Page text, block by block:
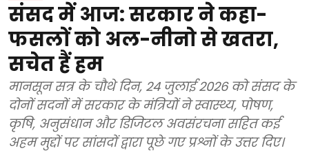
संसद में आज: सरकार ने कहा-
फसलों को अल-नीनो से खतरा,
सचेत हैं हम
मानसून सत्र के चौथे दिन, 24 जुलाई 2026 को संसद के
दोनों सदनों में सरकार के मंत्रियों ने स्वास्थ्य, पोषण,
कृषि, अनुसंधान और डिजिटल अवसंरचना सहित कई
अहम मुद्दों पर सांसदों द्वारा पूछे गए प्रश्नों के उत्तर दिए।